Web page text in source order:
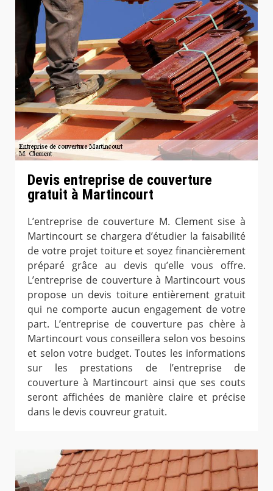
Devis entreprise de couverture
gratuit à Martincourt
L’entreprise de couverture M. Clement sise à
Martincourt se chargera d’étudier la faisabilité
de votre projet toiture et soyez financièrement
préparé grâce au devis qu’elle vous offre.
L’entreprise de couverture à Martincourt vous
propose un devis toiture entièrement gratuit
qui ne comporte aucun engagement de votre
part. L’entreprise de couverture pas chère à
Martincourt vous conseillera selon vos besoins
et selon votre budget. Toutes les informations
sur les prestations de l’entreprise de
couverture à Martincourt ainsi que ses couts
seront affichées de manière claire et précise
dans le devis couvreur gratuit.